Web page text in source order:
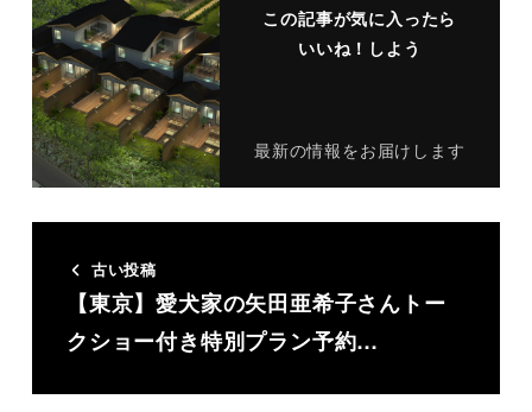
この記事が気に入ったら
いいね！しよう
最新の情報をお届けします
古い投稿
【東京】愛犬家の矢田亜希子さんトー
クショー付き特別プラン予約…